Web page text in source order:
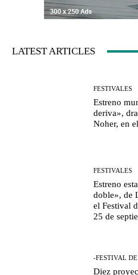
LATEST ARTICLES
FESTIVALES
Estreno
deriva»,
Noher, en
FESTIVALES
Estreno
doble», de
el Festival
25 de
-FESTIVAL
Diez